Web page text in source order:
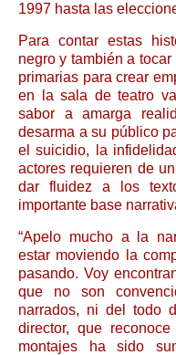
1997 hasta las
Para contar estas
negro y también a
primarias para crear
en la sala de teatro
sabor a amarga
desarma a su público
el suicidio, la
actores requieren de
dar fluidez a los
importante base
“Apelo mucho a la
estar moviendo la
pasando. Voy
que no son
narrados, ni del todo
director, que
montajes ha sido